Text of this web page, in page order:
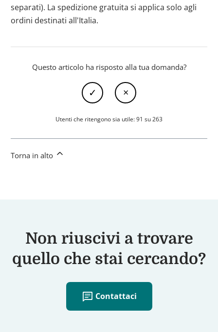
separati). La spedizione gratuita si applica solo agli
ordini destinati all'Italia.
Questo articolo ha risposto alla tua domanda?
Utenti che ritengono sia utile: 91 su 263
Torna in alto
Non riuscivi a trovare
quello che stai cercando?
chat Contattaci